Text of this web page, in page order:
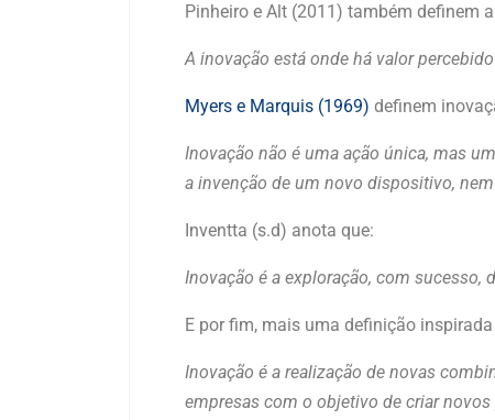
Pinheiro e Alt (2011) também definem
A inovação está onde há valor
Myers e Marquis (1969) definem
Inovação não é uma ação única, mas
a invenção de um novo dispositivo,
Inventta (s.d) anota que:
Inovação é a exploração, com sucesso,
E por fim, mais uma definição
Inovação é a realização de novas
empresas com o objetivo de criar